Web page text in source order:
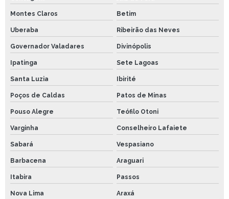
Montes Claros Betim
Uberaba Ribeirão das Neves
Governador Valadares Divinópolis
Ipatinga Sete Lagoas
Santa Luzia Ibirité
Poços de Caldas Patos de Minas
Pouso Alegre Teófilo Otoni
Varginha Conselheiro Lafaiete
Sabará Vespasiano
Barbacena Araguari
Itabira Passos
Nova Lima Araxá